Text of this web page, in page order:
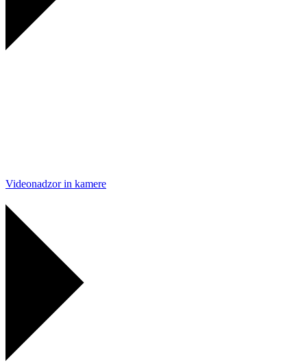
Videonadzor in kamere